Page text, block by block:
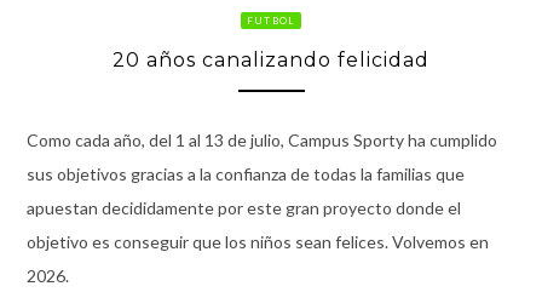
FUTBOL
20 años canalizando felicidad
Como cada año, del 1 al 13 de julio, Campus Sporty ha cumplido
sus objetivos gracias a la confianza de todas la familias que
apuestan decididamente por este gran proyecto donde el
objetivo es conseguir que los niños sean felices. Volvemos en
2026.